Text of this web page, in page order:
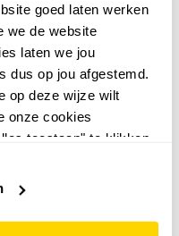
goed laten werken
we de website
laten we jou
dus op jou afgestemd.
op deze wijze wilt
onze cookies
toestaan" te klikken.